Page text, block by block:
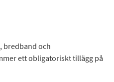
bredband och
ett obligatoriskt tillägg på